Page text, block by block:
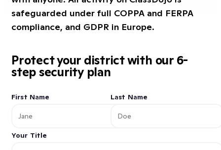
safeguarded under full COPPA and FERPA
compliance, and GDPR in Europe.
Protect your district with our 6-
step security plan
First Name Last Name
Your Title